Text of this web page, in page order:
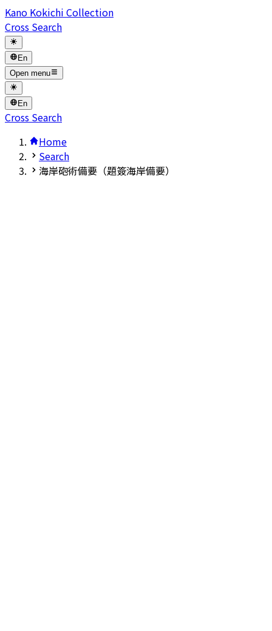
Kano Kokichi Collection
Cross Search
En
Open menu
En
Cross Search
Home
Search
海岸砲術備要（題簽海岸備要）